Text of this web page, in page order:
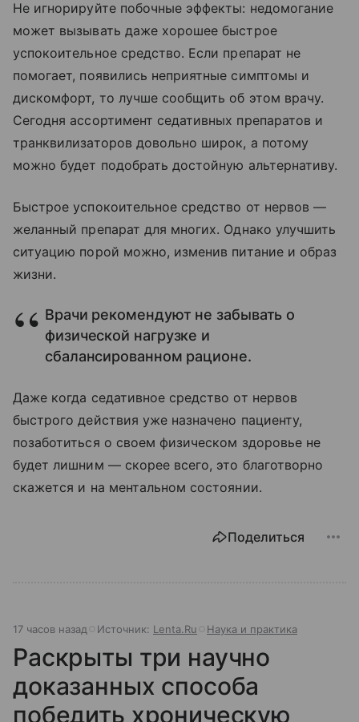
Не игнорируйте побочные эффекты: недомогание
может вызывать даже хорошее быстрое
успокоительное средство. Если препарат не
помогает, появились неприятные симптомы и
дискомфорт, то лучше сообщить об этом врачу.
Сегодня ассортимент седативных препаратов и
транквилизаторов довольно широк, а потому
можно будет подобрать достойную альтернативу.
Быстрое успокоительное средство от нервов —
желанный препарат для многих. Однако улучшить
ситуацию порой можно, изменив питание и образ
жизни.
Врачи рекомендуют не забывать о
физической нагрузке и
сбалансированном рационе.
Даже когда седативное средство от нервов
быстрого действия уже назначено пациенту,
позаботиться о своем физическом здоровье не
будет лишним — скорее всего, это благотворно
скажется и на ментальном состоянии.
Поделиться
17 часов назад Источник: Lenta.Ru Наука и практика
Раскрыты три научно
доказанных способа
победить хроническую